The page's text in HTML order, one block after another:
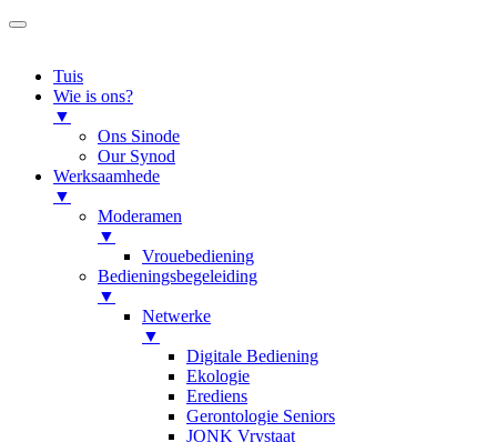
Tuis
Wie is ons?
▼
Ons Sinode
Our Synod
Werksaamhede
▼
Moderamen
▼
Vrouebediening
Bedieningsbegeleiding
▼
Netwerke
▼
Digitale Bediening
Ekologie
Erediens
Gerontologie Seniors
JONK Vrystaat